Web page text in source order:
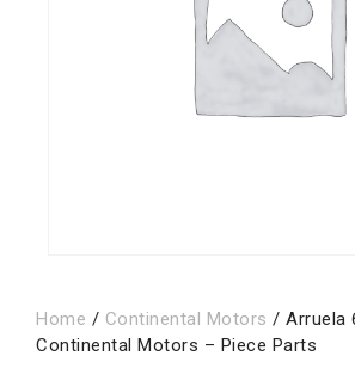
Home / Continental Motors / Arruela
Continental Motors – Piece Parts